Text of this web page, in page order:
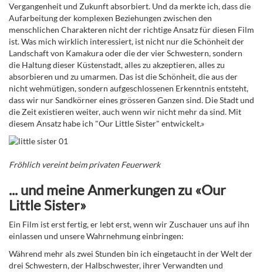
Vergangenheit und Zukunft absorbiert. Und da merkte ich, dass die
Aufarbeitung der komplexen Beziehungen zwischen den
menschlichen Charakteren nicht der richtige Ansatz für diesen Film
ist. Was mich wirklich interessiert, ist nicht nur die Schönheit der
Landschaft von Kamakura oder die der vier Schwestern, sondern
die Haltung dieser Küstenstadt, alles zu akzeptieren, alles zu
absorbieren und zu umarmen. Das ist die Schönheit, die aus der
nicht wehmütigen, sondern aufgeschlossenen Erkenntnis entsteht,
dass wir nur Sandkörner eines grösseren Ganzen sind. Die Stadt und
die Zeit existieren weiter, auch wenn wir nicht mehr da sind. Mit
diesem Ansatz habe ich "Our Little Sister" entwickelt.»
Fröhlich vereint beim privaten Feuerwerk
... und meine Anmerkungen zu «Our
Little Sister»
Ein Film ist erst fertig, er lebt erst, wenn wir Zuschauer uns auf ihn
einlassen und unsere Wahrnehmung einbringen:
Während mehr als zwei Stunden bin ich eingetaucht in der Welt der
drei Schwestern, der Halbschwester, ihrer Verwandten und